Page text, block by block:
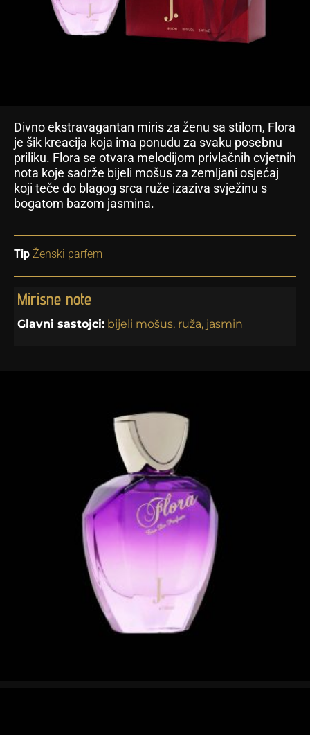
Divno ekstravagantan miris za ženu sa stilom, Flora
je šik kreacija koja ima ponudu za svaku posebnu
priliku. Flora se otvara melodijom privlačnih cvjetnih
nota koje sadrže bijeli mošus za zemljani osjećaj
koji teče do blagog srca ruže izaziva svježinu s
bogatom bazom jasmina.
Tip Ženski parfem
Mirisne note
Glavni sastojci: bijeli mošus, ruža, jasmin